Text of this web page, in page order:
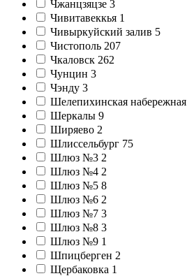
Чжанцзяцзе 3
Чивитавеккья 1
Чивыркуйский залив 5
Чистополь 207
Чкаловск 262
Чунцин 3
Чэнду 3
Шелепихинская набережная
Шеркалы 9
Ширяево 2
Шлиссельбург 75
Шлюз №3 2
Шлюз №4 2
Шлюз №5 8
Шлюз №6 2
Шлюз №7 3
Шлюз №8 3
Шлюз №9 1
Шпицберген 2
Щербаковка 1